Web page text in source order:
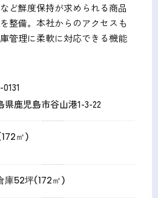
ど鮮度保持が求められる商品
整備。本社からのアクセスも
管理に柔軟に対応できる機能
県鹿児島市谷山港1-3-22
㎡)
庫52坪(172㎡)